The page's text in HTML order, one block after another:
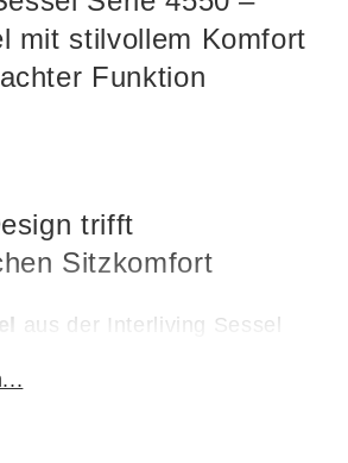
mit stilvollem Komfort
Funktion
trifft
Sitzkomfort
aus der Interliving Sessel